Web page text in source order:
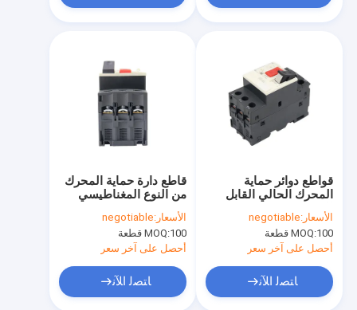
قاطع دارة حماية المحرك
من النوع المغناطيسي
حراري
الأسعار:negotiable
MOQ:100 قطعة
أحصل على آخر سعر
ﺎﺘﺼﻟ ﺍﻶﻧ
قواطع دوائر حماية
المحرك الحالي القابل
Telemecanique 0.1-
32A
الأسعار:negotiable
MOQ:100 قطعة
أحصل على آخر سعر
ﺎﺘﺼﻟ ﺍﻶﻧ